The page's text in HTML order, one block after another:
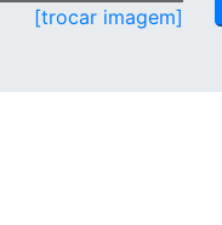
[trocar imagem]